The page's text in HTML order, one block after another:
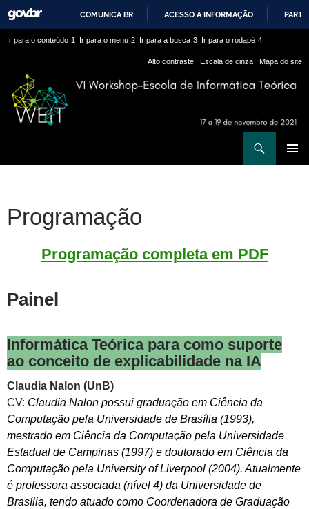
PARA
CONTEÚDO
COMUNICA BR ACESSO À INFORMAÇÃO
superior
Ir para o conteúdo 1 Ir para o menu 2 Ir para a busca 3 Ir para o rodapé 4
Alto contraste Escala de cinza Mapa do site
Programação
Programação completa em PDF
Painel
Informática Teórica para como suporte
ao conceito de explicabilidade na IA
Claudia Nalon (UnB)
CV: Claudia Nalon possui graduação em Ciência da
Computação pela Universidade de Brasília (1993),
mestrado em Ciência da Computação pela Universidade
Estadual de Campinas (1997) e doutorado em Ciência da
Computação pela University of Liverpool (2004). Atualmente
é professora associada (nível 4) da Universidade de
Brasília, tendo atuado como Coordenadora de Graduação